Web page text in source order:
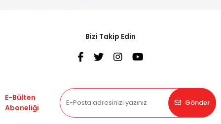
Bizi Takip Edin
E-Bülten
Aboneliği
Gönder